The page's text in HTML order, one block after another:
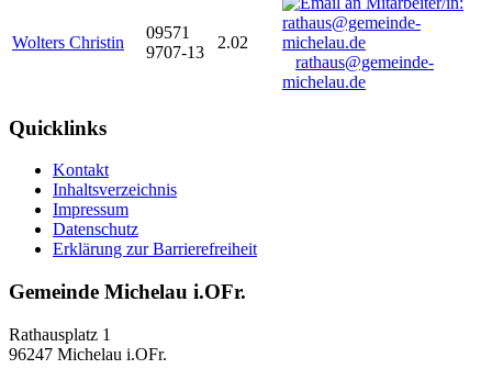
Wolters Christin
09571
9707-13
2.02
rathaus@gemeinde-
michelau.de
Quicklinks
Kontakt
Inhaltsverzeichnis
Impressum
Datenschutz
Erklärung zur Barrierefreiheit
Gemeinde Michelau i.OFr.
Rathausplatz 1
96247 Michelau i.OFr.